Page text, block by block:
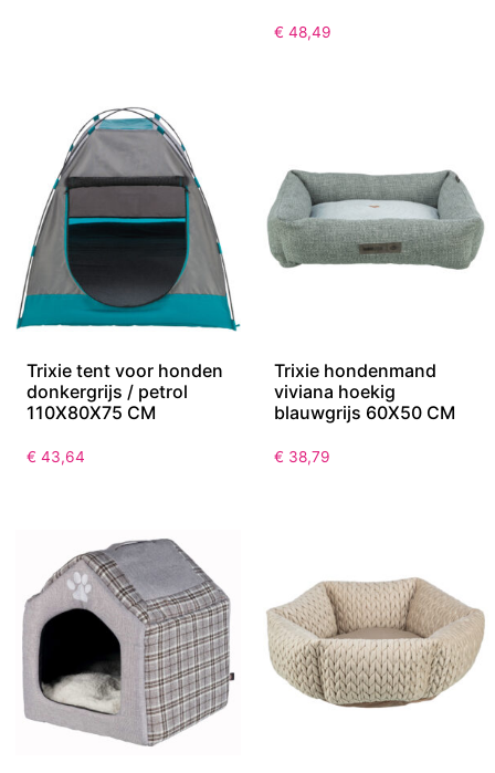
€ 48,49
Trixie tent voor honden
donkergrijs / petrol
110X80X75 CM
€ 43,64
Trixie hondenmand
viviana hoekig
blauwgrijs 60X50 CM
€ 38,79